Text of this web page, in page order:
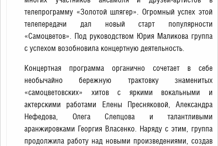
телепрограмму «Золотой шлягер». Огромный успех этой
телепередачи дал новый старт популярности
«Самоцветов». Под руководством Юрия Маликова группа
с успехом возобновила концертную деятельность.
Концертная программа органично сочетает в себе
необычайно бережную трактовку знаменитых
«самоцветовских» хитов с яркими вокальными и
актерскими работами Елены Пресняковой, Александра
Нефедова, Олега Слепцова и талантливыми
аранжировками Георгия Власенко. Наряду с этим, группа
продолжила работу над новыми произведениями, создав